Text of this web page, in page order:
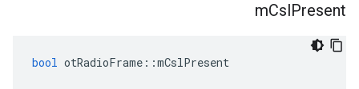
mCslPresent
bool otRadioFrame ::mCslPresent